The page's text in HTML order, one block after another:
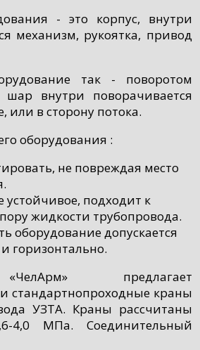
- это корпус, внутри
механизм, рукоятка, привод
так - поворотом
внутри поворачивается
или в сторону потока.
оборудования :
не повреждая место
подходит к
жидкости трубопровода.
оборудование допускается
горизонтально.
предлагает
стандартнопроходные краны
УЗТА. Краны рассчитаны
4,0 МПа. Соединительный